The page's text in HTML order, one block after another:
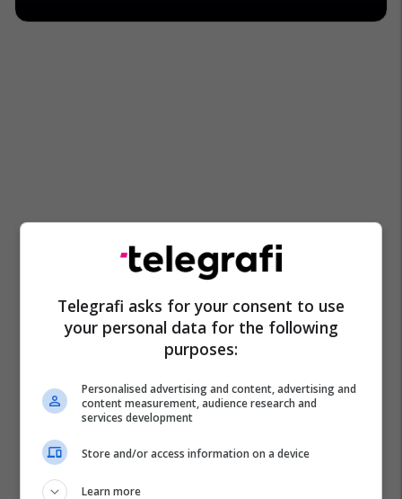
Telegrafi asks for your consent to use
your personal data for the following
purposes:
Personalised advertising and content, advertising and
content measurement, audience research and
services development
Store and/or access information on a device
Learn more